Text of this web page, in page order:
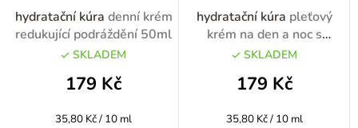
hydratační kúra denní krém
redukující podráždění 50ml
SKLADEM
179 Kč
Měrná
35,80 Kč / 10 ml
hydratační kúra pleťový
krém na den a noc s
lanolínem 50ml
SKLADEM
179 Kč
Měrná
35,80 Kč / 10 ml